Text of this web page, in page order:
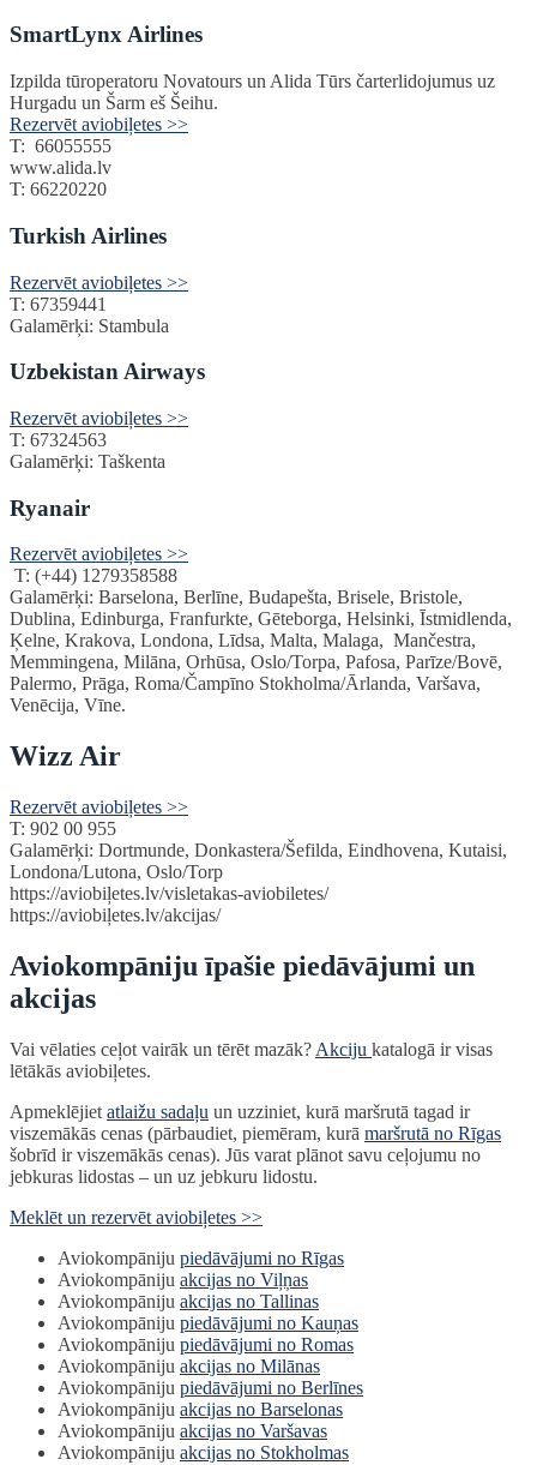
SmartLynx Airlines
Izpilda tūroperatoru Novatours un Alida Tūrs čarterlidojumus uz
Hurgadu un Šarm eš Šeihu.
Rezervēt aviobiļetes >>
T: 66055555
www.alida.lv
T: 66220220
Turkish Airlines
Rezervēt aviobiļetes >>
T: 67359441
Galamērķi: Stambula
Uzbekistan Airways
Rezervēt aviobiļetes >>
T: 67324563
Galamērķi: Taškenta
Ryanair
Rezervēt aviobiļetes >>
T: (+44) 1279358588
Galamērķi: Barselona, Berlīne, Budapešta, Brisele, Bristole,
Dublina, Edinburga, Franfurkte, Gēteborga, Helsinki, Īstmidlenda,
Ķelne, Krakova, Londona, Līdsa, Malta, Malaga, Mančestra,
Memmingena, Milāna, Orhūsa, Oslo/Torpa, Pafosa, Parīze/Bovē,
Palermo, Prāga, Roma/Čampīno Stokholma/Ārlanda, Varšava,
Venēcija, Vīne.
Wizz Air
Rezervēt aviobiļetes >>
T: 902 00 955
Galamērķi: Dortmunde, Donkastera/Šefilda, Eindhovena, Kutaisi,
Londona/Lutona, Oslo/Torp
https://aviobiļetes.lv/visletakas-aviobiletes/
https://aviobiļetes.lv/akcijas/
Aviokompāniju īpašie piedāvājumi un
akcijas
Vai vēlaties ceļot vairāk un tērēt mazāk? Akciju katalogā ir visas
lētākās aviobiļetes.
Apmeklējiet atlaižu sadaļu un uzziniet, kurā maršrutā tagad ir
viszemākās cenas (pārbaudiet, piemēram, kurā maršrutā no Rīgas
šobrīd ir viszemākās cenas). Jūs varat plānot savu ceļojumu no
jebkuras lidostas – un uz jebkuru lidostu.
Meklēt un rezervēt aviobiļetes >>
Aviokompāniju piedāvājumi no Rīgas
Aviokompāniju akcijas no Viļņas
Aviokompāniju akcijas no Tallinas
Aviokompāniju piedāvājumi no Kauņas
Aviokompāniju piedāvājumi no Romas
Aviokompāniju akcijas no Milānas
Aviokompāniju piedāvājumi no Berlīnes
Aviokompāniju akcijas no Barselonas
Aviokompāniju akcijas no Varšavas
Aviokompāniju akcijas no Stokholmas